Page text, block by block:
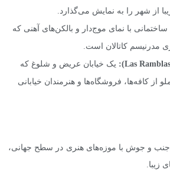
از شهر را به نمایش می‌گذارد.
ساختمانی با نمای موج‌دار و بالکن‌های آهنی که
مدرنیسم کاتالان است.
Las Ramblas
): یک خیابان عریض و شلوغ که
از کافه‌ها، فروشگاه‌ها و هنرمندان خیابانی
جنب و جوش با موزه‌های هنری در سطح جهانی،
زیبا.